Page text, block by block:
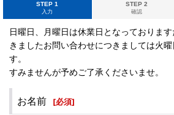
STEP 1
入力
STEP 2
確認
日曜日、月曜日は休業日となっておりま
きましたお問い合わせにつきましては火
す。
すみませんが予めご了承くださいませ。
お名前 [必須]